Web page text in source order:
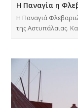
Η Παναγία η
Η Παναγιά
της Αστυπάλαιας.